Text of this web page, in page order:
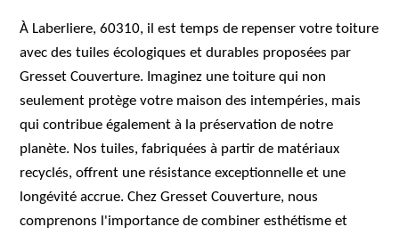
À Laberliere, 60310, il est temps de repenser votre toiture
avec des tuiles écologiques et durables proposées par
Gresset Couverture. Imaginez une toiture qui non
seulement protège votre maison des intempéries, mais
qui contribue également à la préservation de notre
planète. Nos tuiles, fabriquées à partir de matériaux
recyclés, offrent une résistance exceptionnelle et une
longévité accrue. Chez Gresset Couverture, nous
comprenons l'importance de combiner esthétisme et